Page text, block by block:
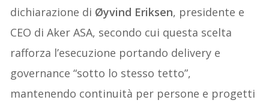
dichiarazione di Øyvind Eriksen, presidente e
CEO di Aker ASA, secondo cui questa scelta
rafforza l’esecuzione portando delivery e
governance “sotto lo stesso tetto”,
mantenendo continuità per persone e progetti